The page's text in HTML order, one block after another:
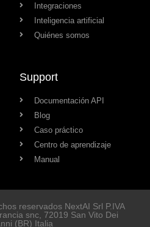
Integraciones
Inteligencia artificial
Quiénes somos
Support
Documentación API
Blog
Caso práctico
Centro de aprendizaje
Manual
reservados NextAI Srl P.IVA
snc , 72019 San Vito Dei
(BR) Italia